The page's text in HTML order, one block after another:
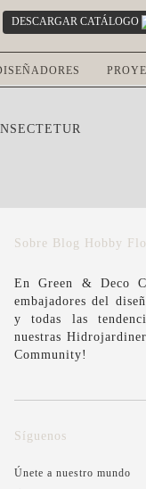
DESCARGAR CATÁLOGO
Sobre Blog Hobby
En Green & Deco
embajadores del
y todas las
nuestras
Community!
Síguenos
Únete a nuestro mundo